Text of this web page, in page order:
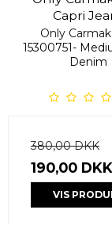
Capri
Only
15300751-
Denim
380,00 DKK
190,00 DKK
VIS